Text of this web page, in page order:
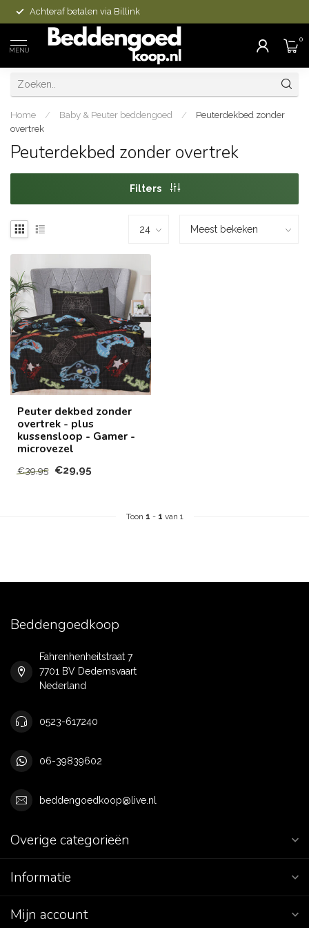
Achteraf betalen via Billink
MENU
0
Home / Baby & Peuter beddengoed /
Peuterdekbed zonder
overtrek
Peuterdekbed zonder overtrek
Filters
Peuter dekbed zonder
overtrek - plus
kussensloop - Gamer -
microvezel
€39,95 €29,95
Toon 1 - 1 van 1
Beddengoedkoop
Fahrenhenheitstraat 7
7701 BV Dedemsvaart
Nederland
0523-617240
06-39839602
beddengoedkoop@live.nl
Overige categorieën
Informatie
Mijn account